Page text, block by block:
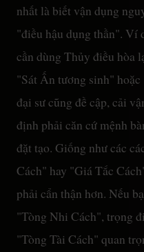
nhất là biết vận dụng
"điều hậu dụng thần". Ví
cần dùng Thủy điều hòa
"Sát Ấn tương sinh"
đại sư cũng đề cập, cải
định phải căn cứ mệnh
đặt tạo. Giống như các
Cách" hay "Giá Tắc
phải cẩn thận hơn. Nếu
"Tòng Nhi Cách", trọng
"Tòng Tài Cách" quan